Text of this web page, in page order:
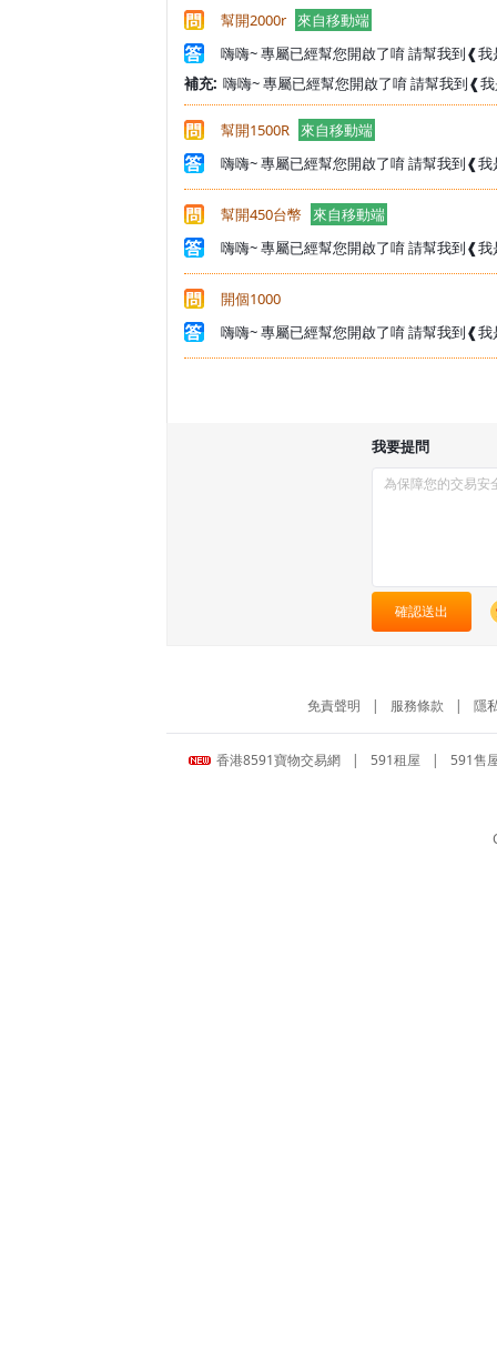
幫開2000r 來自移動端
嗨嗨~ 專屬已經幫您開啟了唷 請幫我到❰
補充: 嗨嗨~ 專屬已經幫您開啟了唷 請幫我到
幫開1500R
來自移動端
嗨嗨~ 專屬已經幫您開啟了唷 請幫我到❰
幫開450台幣
來自移動端
嗨嗨~ 專屬已經幫您開啟了唷 請幫我到❰
開個1000
嗨嗨~ 專屬已經幫您開啟了唷 請幫我到❰
我要提問
確認送出
免責聲明 | 服務條款 | 隱
香港8591寶物交易網 | 591租屋 | 591售